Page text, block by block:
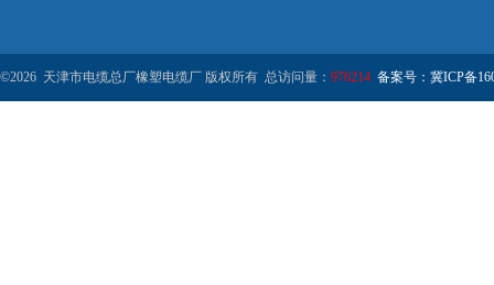
©2026 天津市电缆总厂橡塑电缆厂 版权所有 总访问量： 976214 备案号：冀ICP备